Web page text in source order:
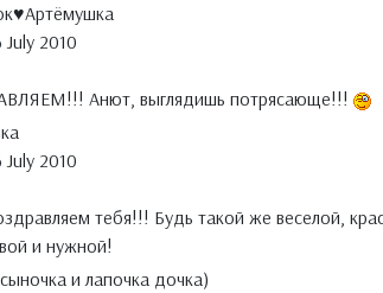
July 2010
Анют, выглядишь потрясающе!!!
July 2010
тебя!!! Будь такой же веселой,
и нужной!
и лапочка дочка)